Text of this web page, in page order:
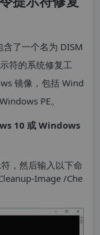
了一个名为 DISM
符的系统修复工
镜像，包括 Wind
PE。
10 或 Windows
，然后输入以下命
Image /Che